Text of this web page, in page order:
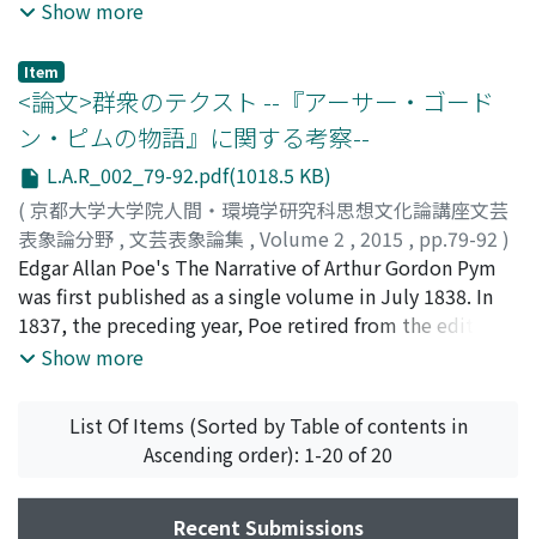
Kontrast zur "prosanahen", nämlich ungezwungenen,
naturhaften Poesie, steigend, "auf höherer Stelle"
errangen. Viertens nehmen wir im letzten Kapitel die
Beispiele in Augenschein.
discusses the importance of the symbols such as gate,
to achievements of anthropology and folklore. I will
also point out meaning of the concept "the Other
World", which is important for interpretation of this
story. Moreover, this research will also be the
interpretation of Mimei's other works.
Show more
Item
<論文>群衆のテクスト --『アーサー・ゴード
ン・ピムの物語』に関する考察--
L.A.R_002_79-92.pdf(1018.5 KB)
( 京都大学大学院人間・環境学研究科思想文化論講座文芸
表象論分野 , 文芸表象論集 , Volume 2 , 2015 , pp.79-92 )
森本, 光;MORIMOTO, Hikari;モリモト, ヒカリ
Edgar Allan Poe's The Narrative of Arthur Gordon Pym
was first published as a single volume in July 1838. In
1837, the preceding year, Poe retired from the editorial
job at the Southern Literary Messenger, which issued
York City. There remain only a few letters and notes by
him at this period, and it is not evident how he spent
time in this city. Although The Narrative of Arthur
Gordon Pym is mainly set in the sea away from a
community, the condition of the city surely had a great
Show more
List Of Items (Sorted by Table of contents in
Ascending order): 1-20 of 20
Recent Submissions